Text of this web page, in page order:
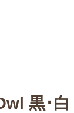
黒･白